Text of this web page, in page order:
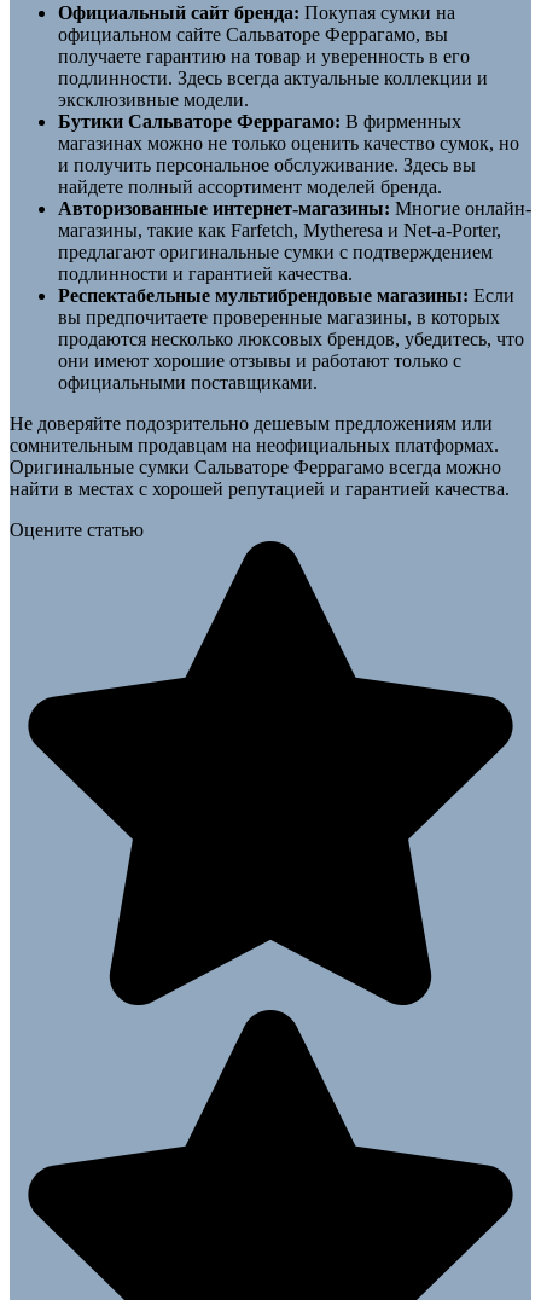
Официальный сайт бренда: Покупая сумки на
официальном сайте Сальваторе Феррагамо, вы
получаете гарантию на товар и уверенность в его
подлинности. Здесь всегда актуальные коллекции и
эксклюзивные модели.
Бутики Сальваторе Феррагамо: В фирменных
магазинах можно не только оценить качество сумок, но
и получить персональное обслуживание. Здесь вы
найдете полный ассортимент моделей бренда.
Авторизованные интернет-магазины: Многие онлайн-
магазины, такие как Farfetch, Mytheresa и Net-a-Porter,
предлагают оригинальные сумки с подтверждением
подлинности и гарантией качества.
Респектабельные мультибрендовые магазины: Если
вы предпочитаете проверенные магазины, в которых
продаются несколько люксовых брендов, убедитесь, что
они имеют хорошие отзывы и работают только с
официальными поставщиками.
Не доверяйте подозрительно дешевым предложениям или
сомнительным продавцам на неофициальных платформах.
Оригинальные сумки Сальваторе Феррагамо всегда можно
найти в местах с хорошей репутацией и гарантией качества.
Оцените статью